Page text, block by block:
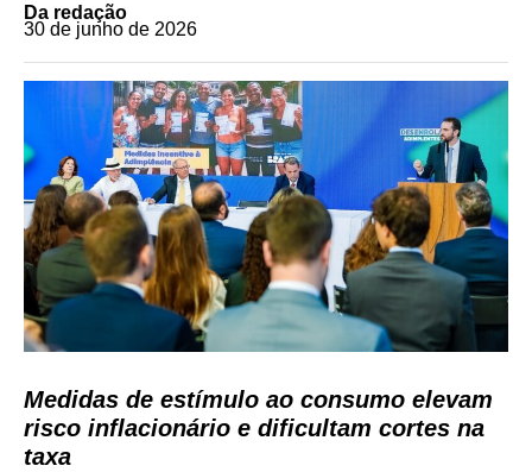
Da redação
30 de junho de 2026
Medidas de estímulo ao consumo elevam
risco inflacionário e dificultam cortes na
taxa